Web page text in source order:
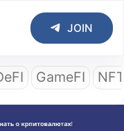
JOIN
GameFI